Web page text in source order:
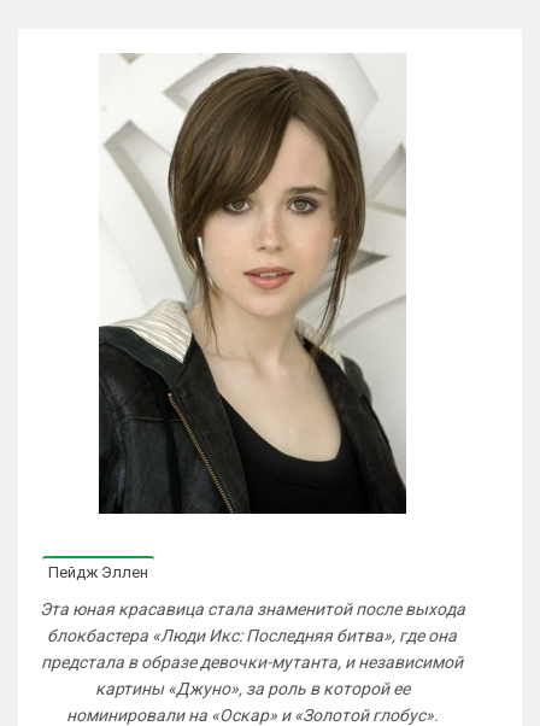
Пейдж Эллен
Эта юная красавица стала знаменитой после выхода
блокбастера «Люди Икс: Последняя битва», где она
предстала в образе девочки-мутанта, и независимой
картины «Джуно», за роль в которой ее
номинировали на «Оскар» и «Золотой глобус».